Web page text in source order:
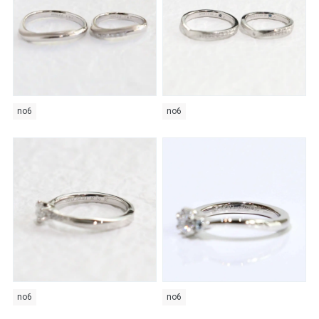
no6 no6
no6 no6